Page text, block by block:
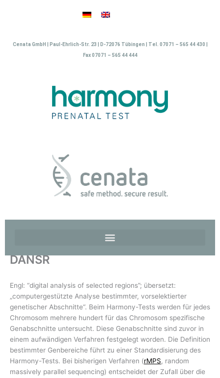
Cenata GmbH | Paul-Ehrlich-Str. 23 | D-72076 Tübingen | Tel. 07071 – 565 44 430 |
Fax 07071 – 565 44 444
DANSR
Engl: “digital analysis of selected regions”; übersetzt:
„computergestützte Analyse bestimmter, vorselektierter
genetischer Abschnitte“. Beim Harmony-Tests werden für jedes
Chromosom mehrere hundert für das Chromosom spezifische
Genabschnitte untersucht. Diese Genabschnitte sind zuvor in
einem aufwändigen Verfahren festgelegt worden. Die Definition
bestimmter Genbereiche führt zu einer Standardisierung des
Harmony-Tests. Bei bisherigen Verfahren (rMPS, random
massively parallel sequencing) entscheidet der Zufall über die